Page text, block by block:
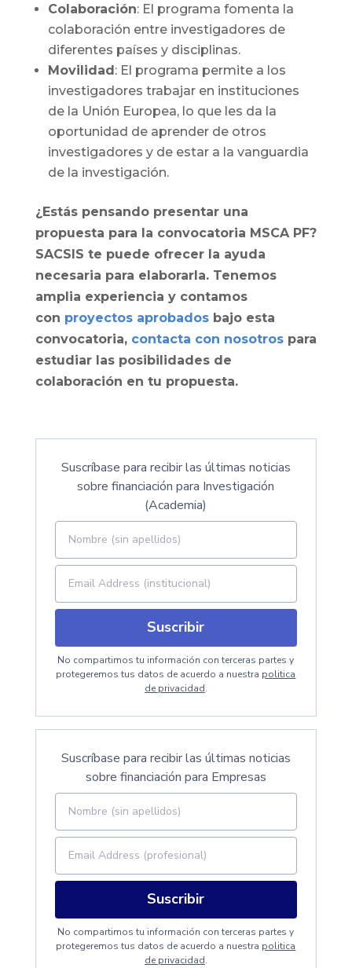
Colaboración: El programa fomenta la
colaboración entre investigadores de
diferentes países y disciplinas.
Movilidad: El programa permite a los
investigadores trabajar en instituciones
de la Unión Europea, lo que les da la
oportunidad de aprender de otros
investigadores y de estar a la vanguardia
de la investigación.
¿Estás pensando presentar una
propuesta para la convocatoria MSCA PF?
SACSIS te puede ofrecer la ayuda
necesaria para elaborarla. Tenemos
amplia experiencia y contamos
con proyectos aprobados bajo esta
convocatoria, contacta con nosotrospara
estudiar las posibilidades de
colaboración en tu propuesta.
Suscríbase para recibir las últimas noticias
sobre financiación para Investigación
(Academia)
Suscribir
No compartimos tu información con terceras partes y
protegeremos tus datos de acuerdo a nuestra politica
de privacidad.
Suscríbase para recibir las últimas noticias
sobre financiación para Empresas
Suscribir
No compartimos tu información con terceras partes y
protegeremos tus datos de acuerdo a nuestra politica
de privacidad.